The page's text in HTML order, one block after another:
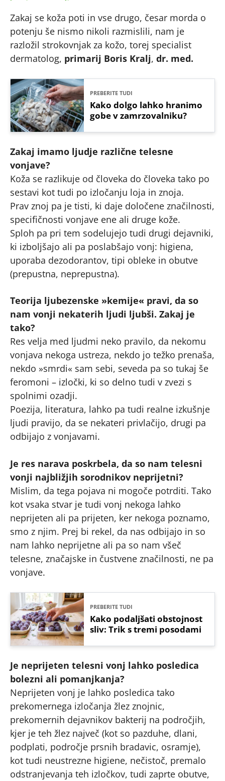
Zakaj se koža poti in vse drugo, česar morda o
potenju še nismo nikoli razmislili, nam je
razložil strokovnjak za kožo, torej specialist
dermatolog, primarij Boris Kralj, dr. med.
PREBERITE TUDI
Kako dolgo lahko hranimo
gobe v zamrzovalniku?
Zakaj imamo ljudje različne telesne
vonjave?
Koža se razlikuje od človeka do človeka tako po
sestavi kot tudi po izločanju loja in znoja.
Prav znoj pa je tisti, ki daje določene značilnosti,
specifičnosti vonjave ene ali druge kože.
Sploh pa pri tem sodelujejo tudi drugi dejavniki,
ki izboljšajo ali pa poslabšajo vonj: higiena,
uporaba dezodorantov, tipi obleke in obutve
(prepustna, neprepustna).
Teorija ljubezenske »kemije« pravi, da so
nam vonji nekaterih ljudi ljubši. Zakaj je
tako?
Res velja med ljudmi neko pravilo, da nekomu
vonjava nekoga ustreza, nekdo jo težko prenaša,
nekdo »smrdi« sam sebi, seveda pa so tukaj še
feromoni – izločki, ki so delno tudi v zvezi s
spolnimi ozadji.
Poezija, literatura, lahko pa tudi realne izkušnje
ljudi pravijo, da se nekateri privlačijo, drugi pa
odbijajo z vonjavami.
Je res narava poskrbela, da so nam telesni
vonji najbližjih sorodnikov neprijetni?
Mislim, da tega pojava ni mogoče potrditi. Tako
kot vsaka stvar je tudi vonj nekoga lahko
neprijeten ali pa prijeten, ker nekoga poznamo,
smo z njim. Prej bi rekel, da nas odbijajo in so
nam lahko neprijetne ali pa so nam všeč
telesne, značajske in čustvene značilnosti, ne pa
vonjave.
PREBERITE TUDI
Kako podaljšati obstojnost
sliv: Trik s tremi posodami
Je neprijeten telesni vonj lahko posledica
bolezni ali pomanjkanja?
Neprijeten vonj je lahko posledica tako
prekomernega izločanja žlez znojnic,
prekomernih dejavnikov bakterij na področjih,
kjer je teh žlez največ (kot so pazduhe, dlani,
podplati, področje prsnih bradavic, osramje),
kot tudi neustrezne higiene, nečistoč, premalo
odstranjevanja teh izločkov, tudi zaprte obutve,